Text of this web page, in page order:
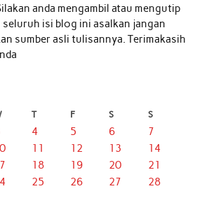
anda mengambil atau mengutip
seluruh isi blog ini asalkan jangan
sumber asli tulisannya. Terimakasih
T F S S
4 5 6
7
11 12 13
14
18 19 20
21
25 26 27
28